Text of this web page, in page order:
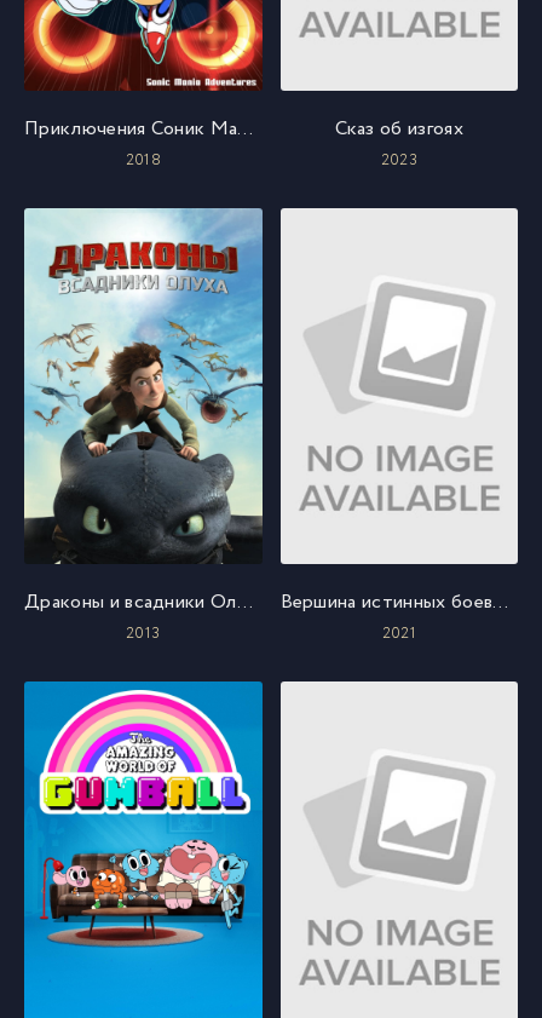
Приключения Соник Мания
2018
Сказ об изгоях
2023
Драконы и всадники Олуха
2013
Вершина истинных боевых искусств
2021